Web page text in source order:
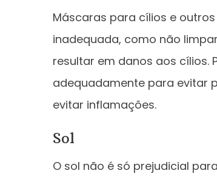
Máscaras para cílios e
inadequada, como não
resultar em danos aos cílios.
adequadamente para evitar
evitar inflamações.
Sol
O sol não é só prejudicial